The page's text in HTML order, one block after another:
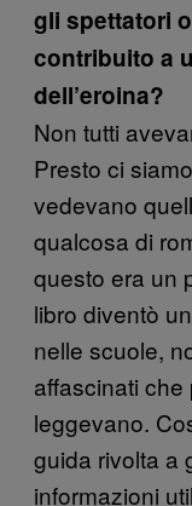
gli spettatori
contribuito a
dell’eroina?
Non tutti
Presto ci
vedevano
qualcosa di
questo era un
libro diventò
nelle scuole,
affascinati
leggevano.
guida rivolta a
informazioni